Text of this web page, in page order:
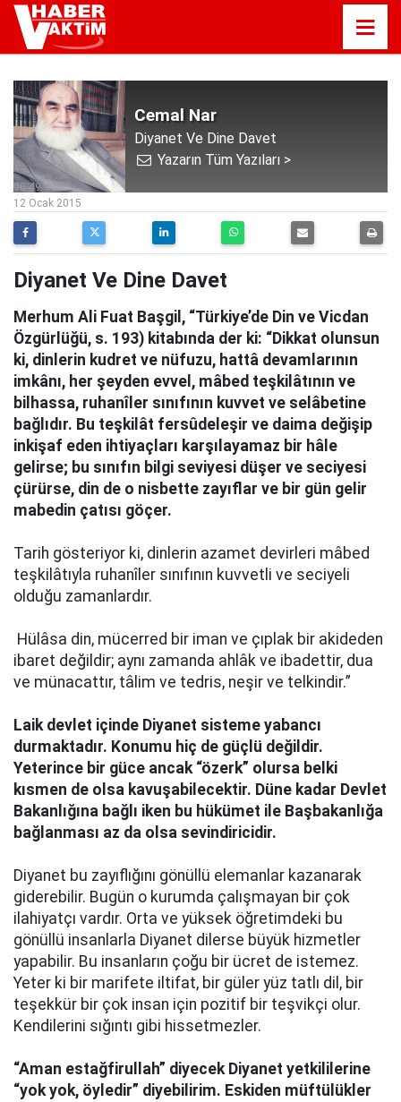
Cemal Nar
Diyanet Ve Dine Davet
Yazarın Tüm Yazıları >
00:49
12 Ocak 2015
Diyanet Ve Dine Davet
Merhum Ali Fuat Başgil, “Türkiye’de Din ve Vicdan
Özgürlüğü, s. 193) kitabında der ki: “Dikkat olunsun
ki, dinlerin kudret ve nüfuzu, hattâ devamlarının
imkânı, her şeyden evvel, mâbed teşkilâtının ve
bilhassa, ruhanîler sınıfının kuvvet ve selâbetine
bağlıdır. Bu teşkilât fersûdeleşir ve daima değişip
inkişaf eden ihtiyaçları karşılayamaz bir hâle
gelirse; bu sınıfın bilgi seviyesi düşer ve seciyesi
çürürse, din de o nisbette zayıflar ve bir gün gelir
mabedin çatısı göçer.
Tarih gösteriyor ki, dinlerin azamet devirleri mâbed
teşkilâtıyla ruhanîler sınıfının kuvvetli ve seciyeli
olduğu zamanlardır.
Hülâsa din, mücerred bir iman ve çıplak bir akideden
ibaret değildir; aynı zamanda ahlâk ve ibadettir, dua
ve münacattır, tâlim ve tedris, neşir ve telkindir.”
Laik devlet içinde Diyanet sisteme yabancı
durmaktadır. Konumu hiç de güçlü değildir.
Yeterince bir güce ancak “özerk” olursa belki
kısmen de olsa kavuşabilecektir. Düne kadar Devlet
Bakanlığına bağlı iken bu hükümet ile Başbakanlığa
bağlanması az da olsa sevindiricidir.
Diyanet bu zayıflığını gönüllü elemanlar kazanarak
giderebilir. Bugün o kurumda çalışmayan bir çok
ilahiyatçı vardır. Orta ve yüksek öğretimdeki bu
gönüllü insanlarla Diyanet dilerse büyük hizmetler
yapabilir. Bu insanların çoğu bir ücret de istemez.
Yeter ki bir marifete iltifat, bir güler yüz tatlı dil, bir
teşekkür bir çok insan için pozitif bir teşvikçi olur.
Kendilerini sığıntı gibi hissetmezler.
“Aman estağfirullah” diyecek Diyanet yetkililerine
“yok yok, öyledir” diyebilirim. Eskiden müftülükler